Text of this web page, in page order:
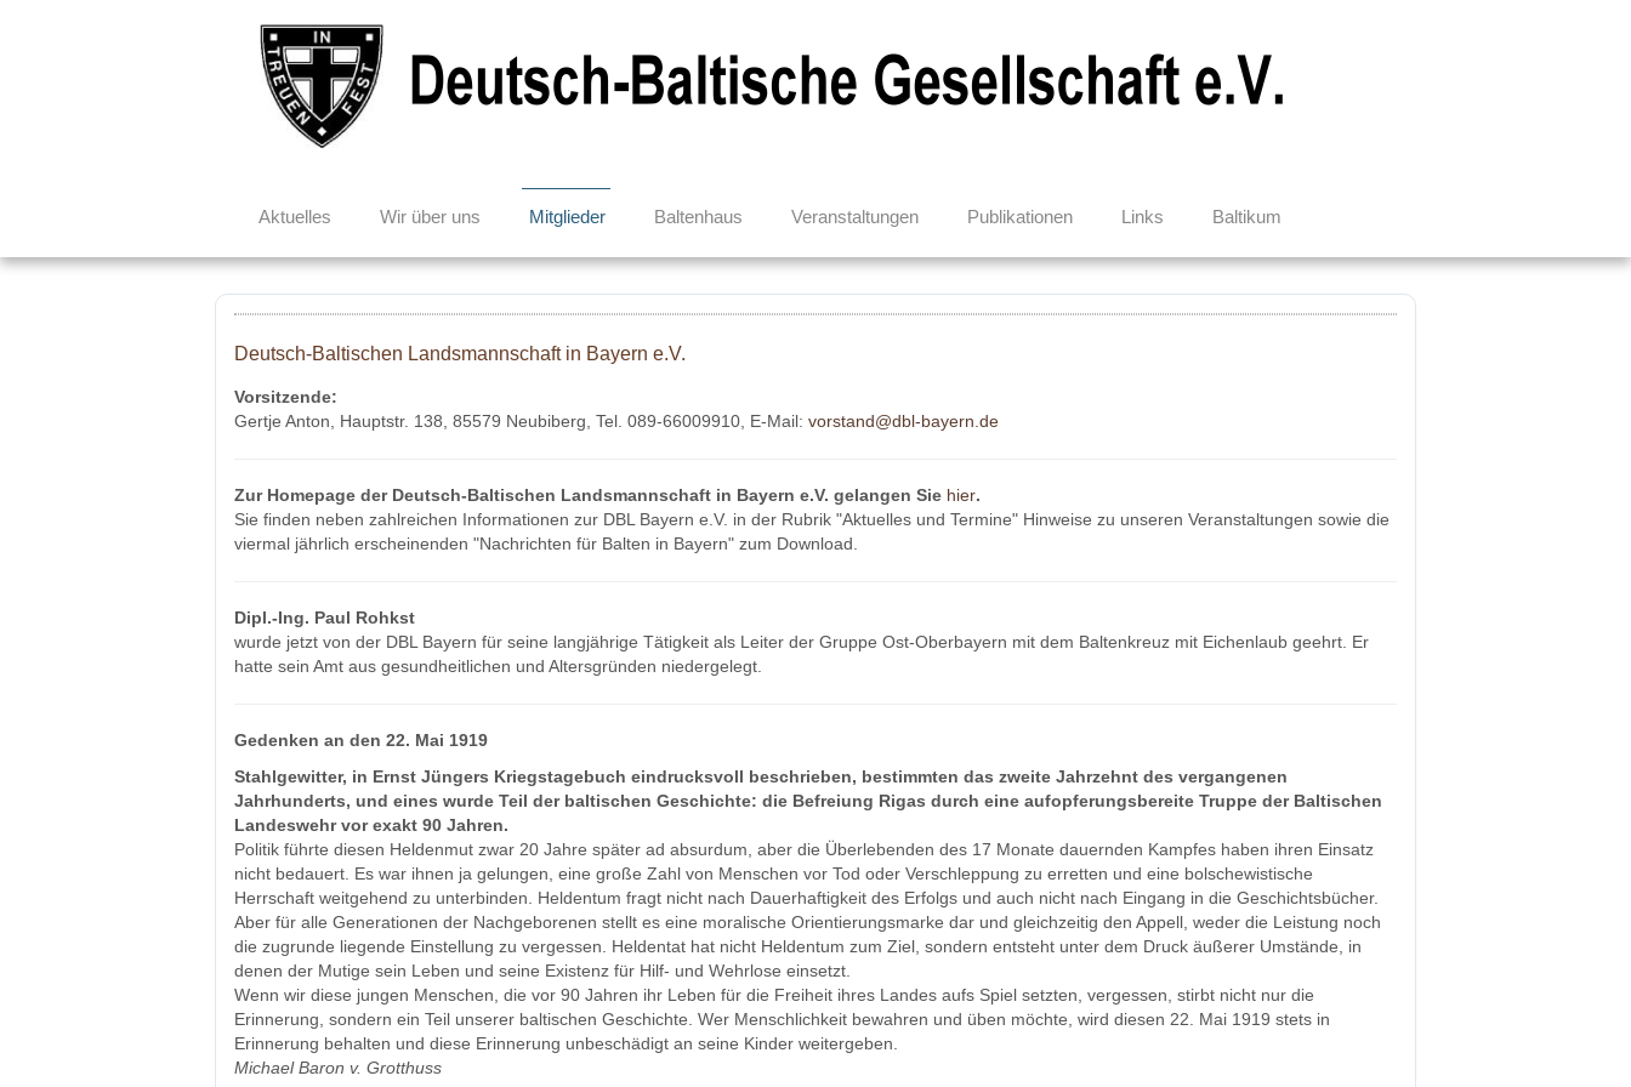
Aktuelles Wir über uns Mitglieder Baltenhaus Veranstaltungen Publikationen Links Baltikum
Deutsch-Baltischen Landsmannschaft in Bayern e.V.
Vorsitzende:
Gertje Anton, Hauptstr. 138, 85579 Neubiberg, Tel. 089-66009910, E-Mail: vorstand@dbl-bayern.de
Zur Homepage der Deutsch-Baltischen Landsmannschaft in Bayern e.V. gelangen Sie hier.
Sie finden neben zahlreichen Informationen zur DBL Bayern e.V. in der Rubrik "Aktuelles und Termine" Hinweise zu unseren Veranstaltungen sowie die
viermal jährlich erscheinenden "Nachrichten für Balten in Bayern" zum Download.
Dipl.-Ing. Paul Rohkst
wurde jetzt von der DBL Bayern für seine langjährige Tätigkeit als Leiter der Gruppe Ost-Oberbayern mit dem Baltenkreuz mit Eichenlaub geehrt. Er
hatte sein Amt aus gesundheitlichen und Altersgründen niedergelegt.
Gedenken an den 22. Mai 1919
Stahlgewitter, in Ernst Jüngers Kriegstagebuch eindrucksvoll beschrieben, bestimmten das zweite Jahrzehnt des vergangenen
Jahrhunderts, und eines wurde Teil der baltischen Geschichte: die Befreiung Rigas durch eine aufopferungsbereite Truppe der Baltischen
Landeswehr vor exakt 90 Jahren.
Politik führte diesen Heldenmut zwar 20 Jahre später ad absurdum, aber die Überlebenden des 17 Monate dauernden Kampfes haben ihren Einsatz
nicht bedauert. Es war ihnen ja gelungen, eine große Zahl von Menschen vor Tod oder Verschleppung zu erretten und eine bolschewistische
Herrschaft weitgehend zu unterbinden. Heldentum fragt nicht nach Dauerhaftigkeit des Erfolgs und auch nicht nach Eingang in die Geschichtsbücher.
Aber für alle Generationen der Nachgeborenen stellt es eine moralische Orientierungsmarke dar und gleichzeitig den Appell, weder die Leistung noch
die zugrunde liegende Einstellung zu vergessen. Heldentat hat nicht Heldentum zum Ziel, sondern entsteht unter dem Druck äußerer Umstände, in
denen der Mutige sein Leben und seine Existenz für Hilf- und Wehrlose einsetzt.
Wenn wir diese jungen Menschen, die vor 90 Jahren ihr Leben für die Freiheit ihres Landes aufs Spiel setzten, vergessen, stirbt nicht nur die
Erinnerung, sondern ein Teil unserer baltischen Geschichte. Wer Menschlichkeit bewahren und üben möchte, wird diesen 22. Mai 1919 stets in
Erinnerung behalten und diese Erinnerung unbeschädigt an seine Kinder weitergeben.
Michael Baron v. Grotthuss